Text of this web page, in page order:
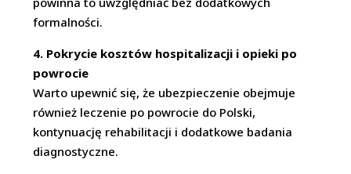
formalności.
4. Pokrycie kosztów hospitalizacji i opieki po
powrocie
Warto upewnić się, że ubezpieczenie obejmuje
również leczenie po powrocie do Polski,
kontynuację rehabilitacji i dodatkowe badania
diagnostyczne.